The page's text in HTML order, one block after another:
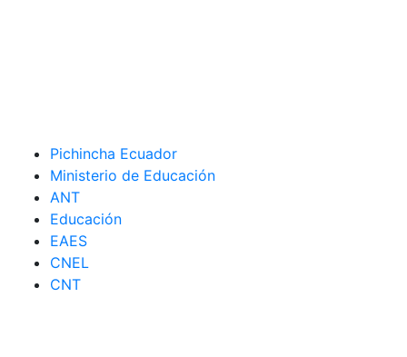
Pichincha Ecuador
Ministerio de Educación
ANT
Educación
EAES
CNEL
CNT